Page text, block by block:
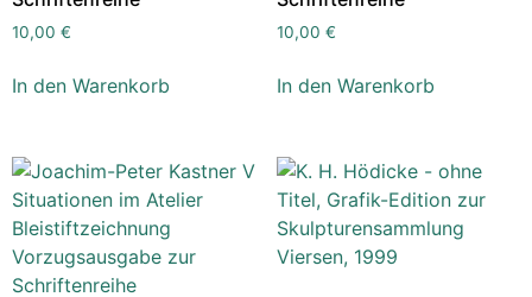
10,00 €
In den Warenkorb
10,00 €
In den Warenkorb